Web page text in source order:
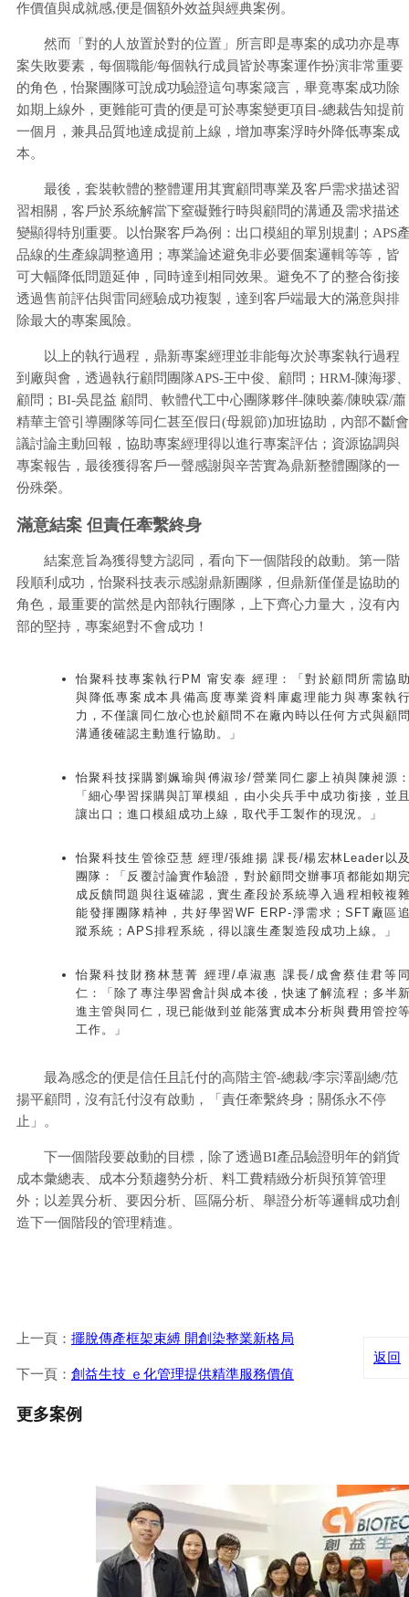
作價值與成就感,便是個額外效益與經典案例。
然而「對的人放置於對的位置」所言即是專案的成功亦是專
案失敗要素，每個職能/每個執行成員皆於專案運作扮演非常重要
的角色，怡聚團隊可說成功驗證這句專案箴言，畢竟專案成功除
如期上線外，更難能可貴的便是可於專案變更項目-總裁告知提前
一個月，兼具品質地達成提前上線，增加專案浮時外降低專案成
本。
最後，套裝軟體的整體運用其實顧問專業及客戶需求描述習
習相關，客戶於系統解當下窒礙難行時與顧問的溝通及需求描述
變顯得特別重要。以怡聚客戶為例：出口模組的單別規劃；APS
品線的生產線調整適用；專業論述避免非必要個案邏輯等等，皆
可大幅降低問題延伸，同時達到相同效果。避免不了的整合銜接
透過售前評估與雷同經驗成功複製，達到客戶端最大的滿意與排
除最大的專案風險。
以上的執行過程，鼎新專案經理並非能每次於專案執行過程
到廠與會，透過執行顧問團隊APS-王中俊、顧問；HRM-陳海璆、
顧問；BI-吳昆益 顧問、軟體代工中心團隊夥伴-陳映蓁/陳映霖/蕭
精華主管引導團隊等同仁甚至假日(母親節)加班協助，內部不斷會
議討論主動回報，協助專案經理得以進行專案評估；資源協調與
專案報告，最後獲得客戶一聲感謝與辛苦實為鼎新整體團隊的一
份殊榮。
滿意結案 但責任牽繫終身
結案意旨為獲得雙方認同，看向下一個階段的啟動。第一階
段順利成功，怡聚科技表示感謝鼎新團隊，但鼎新僅僅是協助的
角色，最重要的當然是內部執行團隊，上下齊心力量大，沒有內
部的堅持，專案絕對不會成功！
怡聚科技專案執行PM 甯安泰 經理：「對於顧問所需協
與降低專案成本具備高度專業資料庫處理能力與專案執
力，不僅讓同仁放心也於顧問不在廠內時以任何方式與顧
溝通後確認主動進行協助。」
怡聚科技採購劉姵瑜與傅淑珍/營業同仁廖上禎與陳昶源
「細心學習採購與訂單模組，由小尖兵手中成功銜接，並
讓出口；進口模組成功上線，取代手工製作的現況。」
怡聚科技生管徐亞慧 經理/張維揚 課長/楊宏林Leader以
團隊：「反覆討論實作驗證，對於顧問交辦事項都能如期
成反饋問題與往返確認，實生產段於系統導入過程相較複
能發揮團隊精神，共好學習WF ERP-淨需求；SFT廠區
蹤系統；APS排程系統，得以讓生產製造段成功上線。」
怡聚科技財務林慧菁 經理/卓淑惠 課長/成會蔡佳君等
仁：「除了專注學習會計與成本後，快速了解流程；多半
進主管與同仁，現已能做到並能落實成本分析與費用管控
工作。」
最為感念的便是信任且託付的高階主管-總裁/李宗澤副總/范
揚平顧問，沒有託付沒有啟動，「責任牽繫終身；關係永不停
止」。
下一個階段要啟動的目標，除了透過BI產品驗證明年的銷貨
成本彙總表、成本分類趨勢分析、料工費精緻分析與預算管理
外；以差異分析、要因分析、區隔分析、舉證分析等邏輯成功創
造下一個階段的管理精進。
上一頁： 擺脫傳產框架束縛 開創染整業新格局
下一頁： 創益生技 ｅ化管理提供精準服務價值
返回
更多案例